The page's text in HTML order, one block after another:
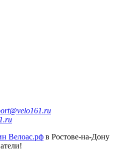
Велоас.рф в Ростове-на-Дону